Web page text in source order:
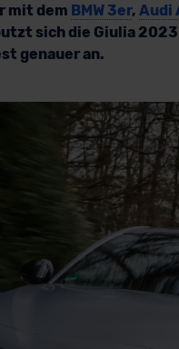
mit dem BMW 3er, Audi
sich die Giulia 2023
genauer an.